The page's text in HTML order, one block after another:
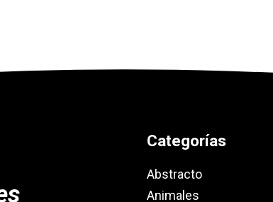
Categorías
Abstracto
Animales